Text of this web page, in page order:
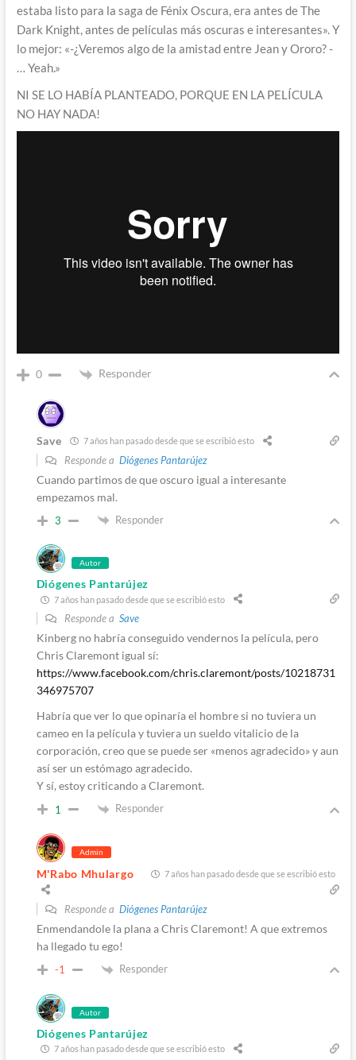
estaba listo para la saga de Fénix Oscura, era antes de The
Dark Knight, antes de películas más oscuras e interesantes». Y
lo mejor: «-¿Veremos algo de la amistad entre Jean y Ororo? -
… Yeah.»
NI SE LO HABÍA PLANTEADO, PORQUE EN LA PELÍCULA
NO HAY NADA!
0 Responder
Save 7 años han pasado desde que se escribió esto
Responde a Diógenes Pantarújez
Cuando partimos de que oscuro igual a interesante
empezamos mal.
3 Responder
Autor
Diógenes Pantarújez
7 años han pasado desde que se escribió esto
Responde a Save
Kinberg no habría conseguido vendernos la película, pero
Chris Claremont igual sí:
https://www.facebook.com/chris.claremont/posts/10218731
346975707
Habría que ver lo que opinaría el hombre si no tuviera un
cameo en la película y tuviera un sueldo vitalicio de la
corporación, creo que se puede ser «menos agradecido» y aun
así ser un estómago agradecido.
Y sí, estoy criticando a Claremont.
1 Responder
Admin
M'Rabo Mhulargo 7 años han pasado desde que se escribió esto
Responde a Diógenes Pantarújez
Enmendandole la plana a Chris Claremont! A que extremos
ha llegado tu ego!
-1 Responder
Autor
Diógenes Pantarújez
7 años han pasado desde que se escribió esto